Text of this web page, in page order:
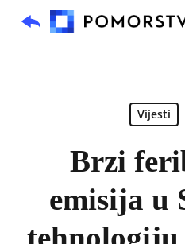
Vijesti
Brzi
emisija u